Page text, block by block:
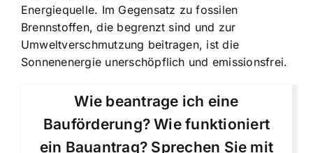
Energiequelle. Im Gegensatz zu fossilen
Brennstoffen, die begrenzt sind und zur
Umweltverschmutzung beitragen, ist die
Sonnenenergie unerschöpflich und emissionsfrei.
Wie beantrage ich eine
Bauförderung? Wie funktioniert
ein Bauantrag? Sprechen Sie mit